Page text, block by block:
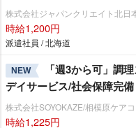
株式会社ジャパンクリエイト北日
時給1,200円
派遣社員 / 北海道
NEW
「週3から可」調
デイサービス/社会保障完備
株式会社SOYOKAZE/相模原ケア
時給1,225円